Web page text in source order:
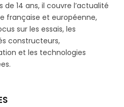
de 14 ans, il couvre l’actualité
française et européenne,
sur les essais, les
constructeurs,
et les technologies